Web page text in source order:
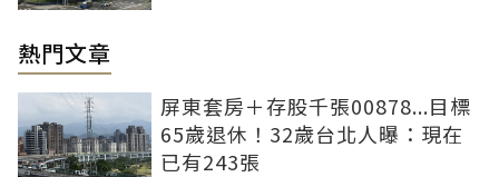
熱門文章
屏東套房＋存股千張00878...目標
65歲退休！32歲台北人曝：現在
已有243張